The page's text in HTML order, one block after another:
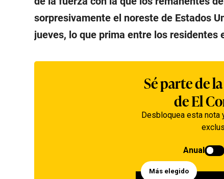
sorpresivamente el noreste de Estados
jueves, lo que prima entre los residentes